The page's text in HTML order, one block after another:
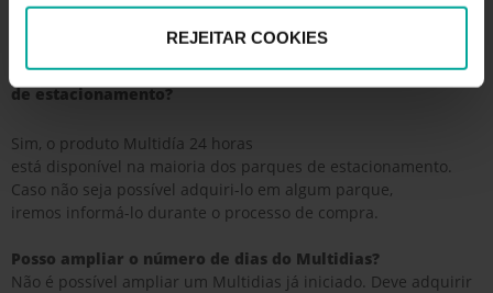
REJEITAR COOKIES
Perguntas frequentes
Este produto está disponível em todos os parques
de estacionamento?
Sim, o produto Multidía 24 horas
está disponível na maioria dos parques de estacionamento.
Caso não seja possível adquiri-lo em algum parque,
iremos informá-lo durante o processo de compra.
Posso ampliar o número de dias do Multidias?
Não é possível ampliar um Multidias já iniciado. Deve adquirir